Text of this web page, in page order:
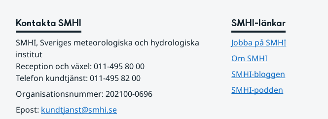
Kontakta SMHI
SMHI, Sveriges meteorologiska och hydrologiska
institut
Reception och växel: 011-495 80 00
Telefon kundtjänst: 011-495 82 00
Organisationsnummer: 202100-0696
Epost: kundtjanst@smhi.se
SMHI-länkar
Jobba på SMHI
Om SMHI
SMHI-bloggen
SMHI-podden